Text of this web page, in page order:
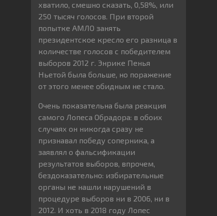
хватило, смешно сказать, 0,58%, или
250 тысяч голосов. При второй
попытке АМЛО занять
президентское кресло его разница в
количестве голосов с победителем
выборов 2012 г. Энрике Пенья
Ньетой была больше, но поражение
от этого менее обидным не стало.
Очень показательна была реакция
самого Лопеса Обрадора: в обоих
случаях он никогда сразу не
признавал победу соперника, а
заявлял о фальсификации
результатов выборов, впрочем,
бездоказательно: избирательные
органы не нашли нарушений в
процедуре выборов ни в 2006, ни в
2012. И хоть в 2018 году Лопес